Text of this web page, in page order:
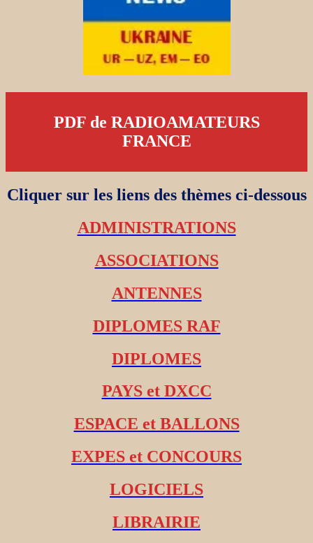
PDF de RADIOAMATEURS
FRANCE
Cliquer sur les liens des thèmes ci-dessous
ADMINISTRATIONS
ASSOCIATIONS
ANTENNES
DIPLOMES RAF
DIPLOMES
PAYS et DXCC
ESPACE et BALLONS
EXPES et CONCOURS
LOGICIELS
LIBRAIRIE